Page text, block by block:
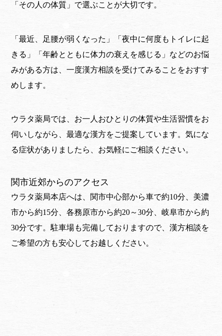
「その人の体質」で選ぶことが大切です。
「最近、足腰が弱くなった」「夜中に何度もトイレに起
きる」「年齢とともに体力の衰えを感じる」などのお悩
みがある方は、一度漢方相談を受けてみることをおすす
めします。
ウラタ薬局では、お一人おひとりの体質や生活習慣をお
伺いしながら、最適な漢方をご提案しています。気にな
る症状がありましたら、お気軽にご相談ください。
関市近郊からのアクセス
ウラタ薬局本店へは、関市中心部から車で約10分、美濃
市から約15分、各務原市から約20～30分、岐阜市から約
30分です。駐車場も完備しておりますので、漢方相談を
ご希望の方も安心してお越しください。